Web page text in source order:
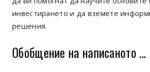
инвестирането и да вземете
решения.
Обобщение на написаното ...